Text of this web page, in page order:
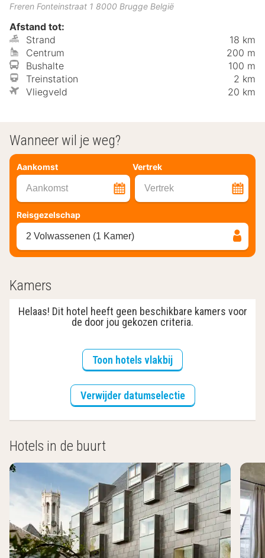
Freren Fonteinstraat 1 8000 Brugge België
Afstand tot:
Strand
18 km
Centrum
200 m
Bushalte
100 m
Treinstation
2 km
Vliegveld
20 km
Wanneer wil je weg?
Aankomst Vertrek
Aankomst Vertrek
Reisgezelschap
2 Volwassenen (1 Kamer)
Kamers
Helaas! Dit hotel heeft geen beschikbare kamers voor
de door jou gekozen criteria.
Toon hotels vlakbij
Verwijder datumselectie
Hotels in de buurt